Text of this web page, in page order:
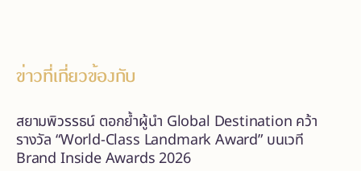
ข่าวที่เกี่ยวข้องกับ
สยามพิวรรธน์ ตอกย้ำผู้นำ Global Destination คว้า
รางวัล “World-Class Landmark Award” บนเวที
Brand Inside Awards 2026